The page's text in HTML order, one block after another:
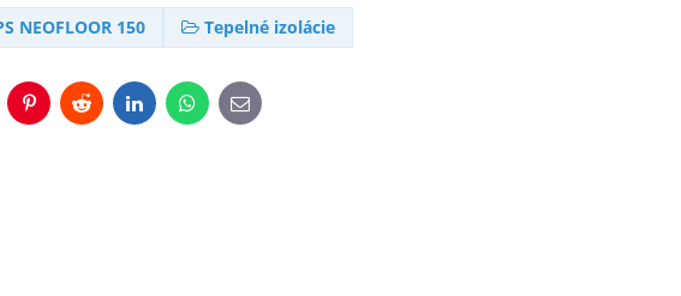
NEOFLOOR 150 Tepelné izolácie
PinterestRedditLinkedInWhatsApp
E-
mail